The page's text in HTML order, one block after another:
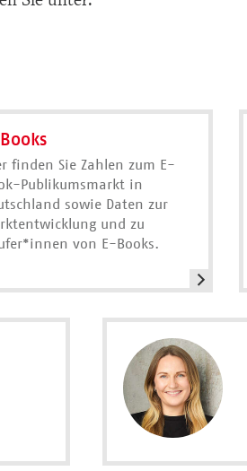
finden Sie Zahlen zum E-
Publikumsmarkt in
sowie Daten zur
und zu
von E-Books.